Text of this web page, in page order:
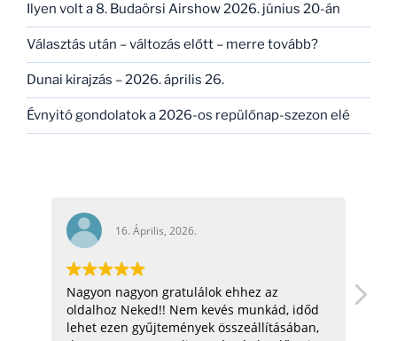
Ilyen volt a 8. Budaörsi Airshow 2026. június 20-án
Választás után – változás előtt – merre tovább?
Dunai kirajzás – 2026. április 26.
Évnyitó gondolatok a 2026-os repülőnap-szezon elé
16. Április, 2026.
Nagyon nagyon gratulálok ehhez az
oldalhoz Neked!! Nem kevés munkád, időd
lehet ezen gyűjtemények összeállításában,